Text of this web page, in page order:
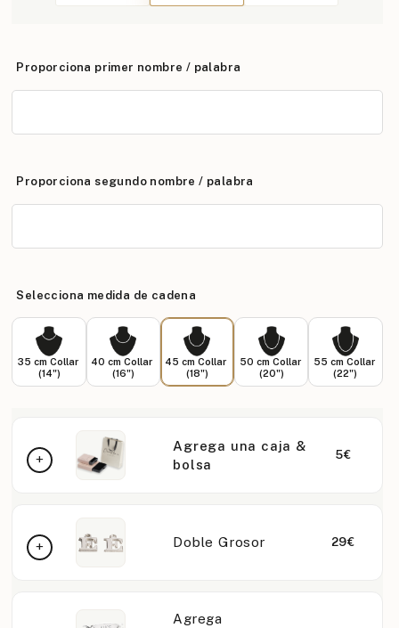
Proporciona primer nombre / palabra
Proporciona segundo nombre / palabra
Selecciona medida de cadena
35 cm Collar
(14")
40 cm Collar
(16")
45 cm Collar
(18")
50 cm Collar
(20")
55 cm Collar
(22")
Agrega una caja &
bolsa
5€
Doble Grosor 29€
Agrega